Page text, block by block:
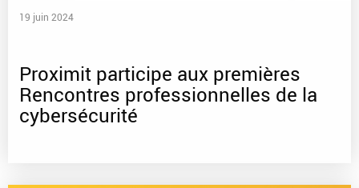
19 juin 2024
Proximit participe aux premières
Rencontres professionnelles de la
cybersécurité